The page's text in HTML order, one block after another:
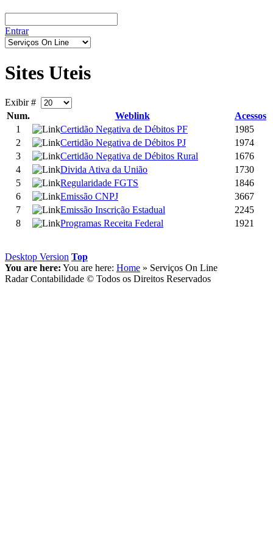
Entrar
Sites Uteis
Exibir #
Num.
Weblink
Acessos
1
Certidão Negativa de Débitos PF
1985
2
Certidão Negativa de Débitos PJ
1974
3
Certidão Negativa de Débitos Rural
1676
4
Divida Ativa da União
1730
5
Regularidade FGTS
1846
6
Emissão CNPJ
3667
7
Emissão Inscrição Estadual
2245
8
Programas Receita Federal 1921
Desktop Version Top
You are here: You are here: Home » Serviços On Line
Radar Contabilidade © Todos os Direitos Reservados